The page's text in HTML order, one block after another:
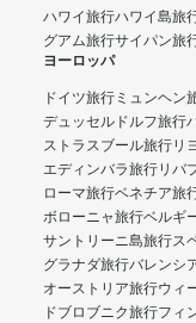
ハワイ旅行ハワイ島旅
グアム旅行サイパン旅
ヨーロッパ
ドイツ旅行 ミュンヘン
デュッセルドルフ旅行
ストラスブール旅行リ
エディンバラ旅行リバ
ローマ旅行ベネチア旅
ボローニャ旅行ベルギ
サントリーニ島旅行ス
グラナダ旅行バレンシ
オーストリア旅行ウィ
ドブロブニク旅行フィ